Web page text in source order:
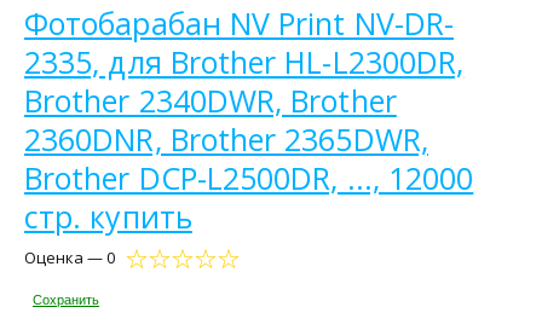
Фотобарабан NV Print NV-DR-
2335, для Brother HL-L2300DR,
Brother 2340DWR, Brother
2360DNR, Brother 2365DWR,
Brother DCP-L2500DR, ..., 12000
стр. купить
Оценка — 0
Сохранить